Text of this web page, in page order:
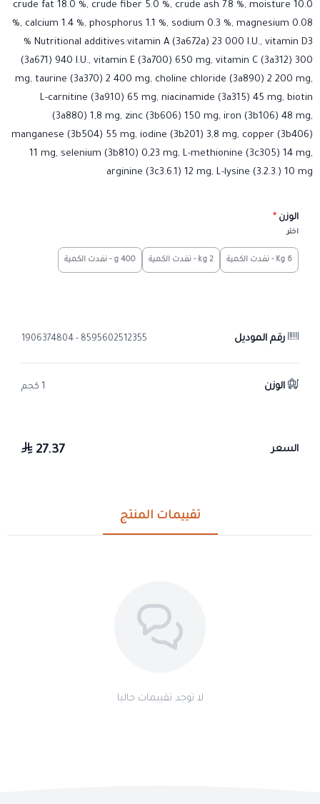
crude fat 18.0 %, crude fiber 5.0 %, crude ash 7.8 %, moisture 10.0
%, calcium 1.4 %, phosphorus 1.1 %, sodium 0.3 %, magnesium 0.08
% Nutritional additives:vitamin A (3a672a) 23 000 I.U., vitamin D3
(3a671) 940 I.U., vitamin E (3a700) 650 mg, vitamin C (3a312) 300
mg, taurine (3a370) 2 400 mg, choline chloride (3a890) 2 200 mg,
L-carnitine (3a910) 65 mg, niacinamide (3a315) 45 mg, biotin
(3a880) 1,8 mg, zinc (3b606) 150 mg, iron (3b106) 48 mg,
manganese (3b504) 55 mg, iodine (3b201) 3,8 mg, copper (3b406)
11 mg, selenium (3b810) 0,23 mg, L-methionine (3c305) 14 mg,
arginine (3c3.6.1) 12 mg, L-lysine (3.2.3.) 10 mg
الوزن *
اختر
6 Kg - نفدت الكمية 2 kg - نفدت الكمية 400 g - نفدت الكمية
رقم الموديل 8595602512355 - 1906374804
الوزن 1 كجم
السعر 27.37
تقييمات المنتج
لا توجد تقييمات حاليا